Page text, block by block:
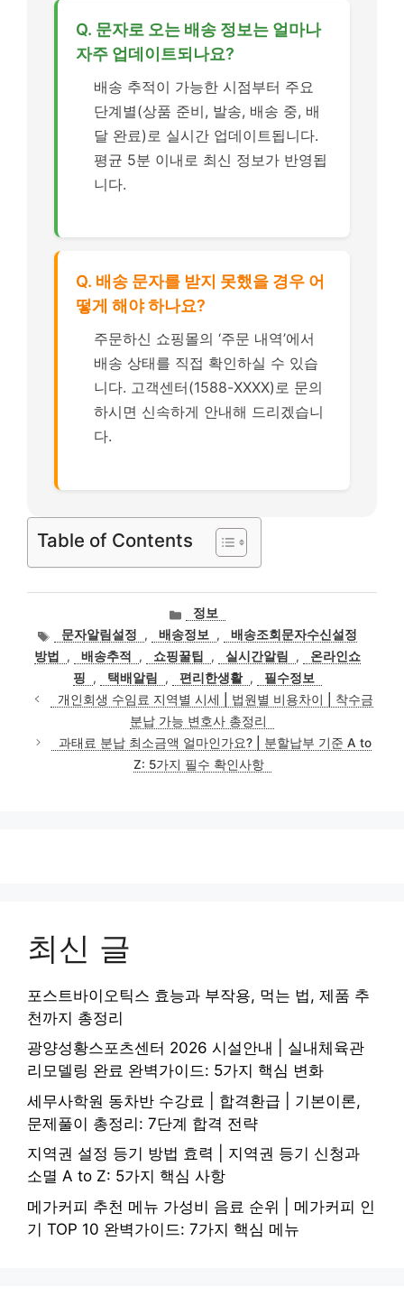
Q. 문자로 오는 배송 정보는 얼마나
자주 업데이트되나요?
배송 추적이 가능한 시점부터 주요
단계별(상품 준비, 발송, 배송 중, 배
달 완료)로 실시간 업데이트됩니다.
평균 5분 이내로 최신 정보가 반영됩
니다.
Q. 배송 문자를 받지 못했을 경우 어
떻게 해야 하나요?
주문하신 쇼핑몰의 ‘주문 내역’에서
배송 상태를 직접 확인하실 수 있습
니다. 고객센터(1588-XXXX)로 문의
하시면 신속하게 안내해 드리겠습니
다.
Table of Contents
카
테
고
리
정보
태
그
문자알림설정 , 배송정보 ,
배송조회문자수신설정
방법
, 배송추적 , 쇼핑꿀팁 , 실시간알림 ,
온라인쇼
핑
, 택배알림 , 편리한생활 ,
필수정보
개인회생 수임료 지역별 시세 | 법원별 비용차이 | 착수금
분납 가능 변호사 총정리
과태료 분납 최소금액 얼마인가요? | 분할납부 기준 A to
Z: 5가지 필수 확인사항
최신 글
포스트바이오틱스 효능과 부작용, 먹는 법, 제품 추
천까지 총정리
광양성황스포츠센터 2026 시설안내 | 실내체육관
리모델링 완료 완벽가이드: 5가지 핵심 변화
세무사학원 동차반 수강료 | 합격환급 | 기본이론,
문제풀이 총정리: 7단계 합격 전략
지역권 설정 등기 방법 효력 | 지역권 등기 신청과
소멸 A to Z: 5가지 핵심 사항
메가커피 추천 메뉴 가성비 음료 순위 | 메가커피 인
기 TOP 10 완벽가이드: 7가지 핵심 메뉴